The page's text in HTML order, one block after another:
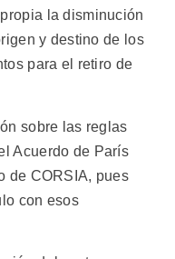
la disminución
y destino de los
para el retiro de
sobre las reglas
Acuerdo de París
de CORSIA, pues
con esos